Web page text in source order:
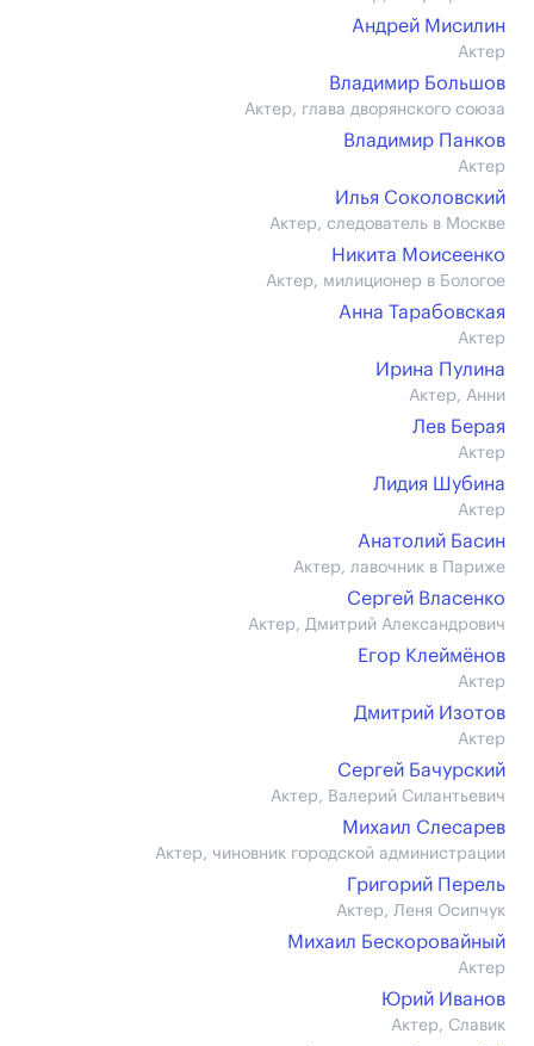
Андрей Мисилин
Актер
Владимир Большов
Актер, глава дворянского союза
Владимир Панков
Актер
Илья Соколовский
Актер, следователь в Москве
Никита Моисеенко
Актер, милиционер в Бологое
Анна Тарабовская
Актер
Ирина Пулина
Актер, Анни
Лев Берая
Актер
Лидия Шубина
Актер
Анатолий Басин
Актер, лавочник в Париже
Сергей Власенко
Актер, Дмитрий Александрович
Егор Клеймёнов
Актер
Дмитрий Изотов
Актер
Сергей Бачурский
Актер, Валерий Силантьевич
Михаил Слесарев
Актер, чиновник городской администрации
Григорий Перель
Актер, Леня Осипчук
Михаил Бескоровайный
Актер
Юрий Иванов
Актер, Славик